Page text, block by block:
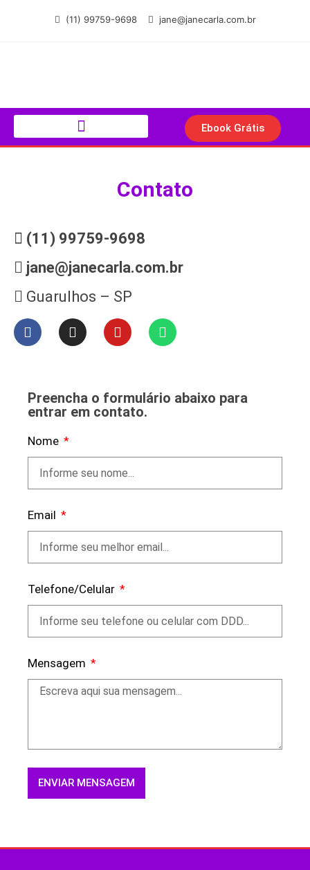
(11) 99759-9698 jane@janecarla.com.br
Ebook Grátis
Contato
(11) 99759-9698
jane@janecarla.com.br
Guarulhos – SP
Preencha o formulário abaixo para
entrar em contato.
Nome
Email
Telefone/Celular
Mensagem
ENVIAR MENSAGEM